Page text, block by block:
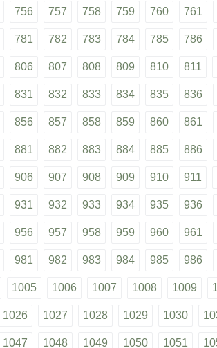
756 757 758 759 760 761
781 782 783 784 785 786
806 807 808 809 810 811
831 832 833 834 835 836
856 857 858 859 860 861
881 882 883 884 885 886
906 907 908 909 910 911
931 932 933 934 935 936
956 957 958 959 960 961
981 982 983 984 985 986
1005 1006 1007 1008 1009
1026 1027 1028 1029 1030
1047 1048 1049 1050 1051